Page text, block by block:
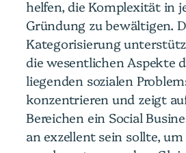
helfen, die Komplexität in
Gründung zu bewältigen.
Kategorisierung
die wesentlichen Aspekte
liegenden sozialen
konzentrieren und zeigt
Bereichen ein Social
an exzellent sein sollte,